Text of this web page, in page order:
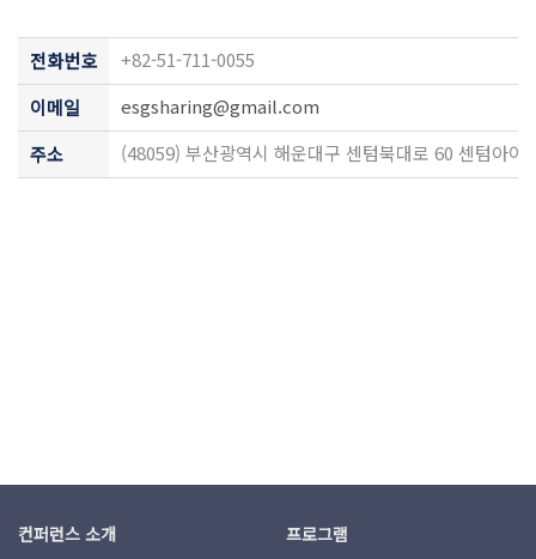
전화번호
+82-51-711-0055
이메일
esgsharing@gmail.com
주소
(48059) 부산광역시 해운대구 센텀북대로 60 센텀아이
컨퍼런스 소개
프로그램